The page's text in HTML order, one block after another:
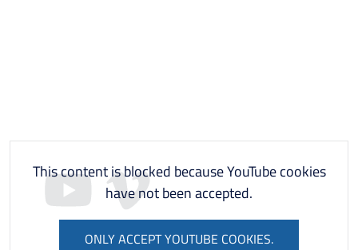
This content is blocked because YouTube cookies
have not been accepted.
ONLY ACCEPT YOUTUBE COOKIES.